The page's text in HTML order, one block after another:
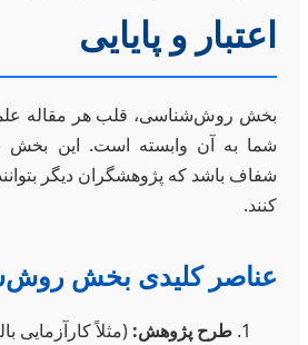
اعتبار و پایایی
بخش روش‌شناسی، قلب هر مقاله
شما به آن وابسته است. این بخش
شفاف باشد که پژوهشگران دیگر
کنند.
عناصر کلیدی بخش
طرح پژوهش: (مثلاً کارآزمایی